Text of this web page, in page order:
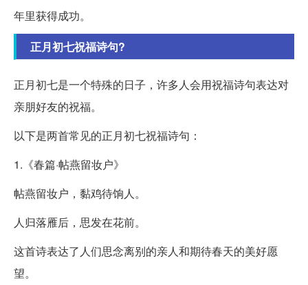
年里获得成功。
正月初七祝福诗句?
正月初七是一个特殊的日子，许多人会用祝福诗句表达对
亲朋好友的祝福。
以下是两首常见的正月初七祝福诗句：
1.《春篇·帖燕留妆户》
帖燕留妆户，黏鸡待饷人。
人归落雁后，思发在花前。
这首诗表达了人们思念离别的亲人和期待春天的美好愿
望。